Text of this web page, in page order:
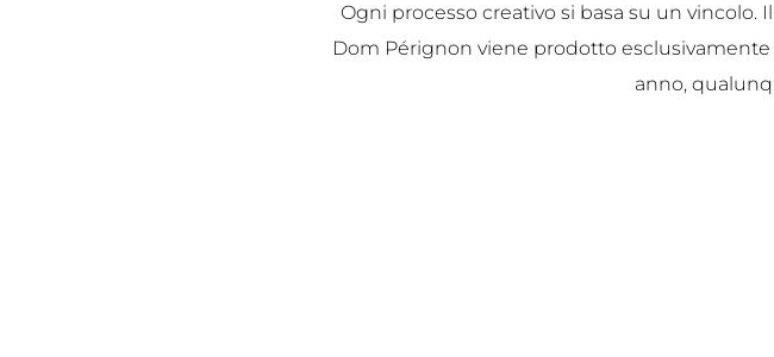
Ogni processo creativo si basa su un vincolo.
Dom Pérignon viene prodotto
anno,